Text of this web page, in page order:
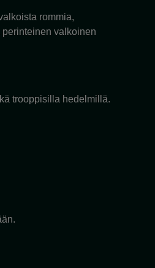
rommia,
valkoinen
trooppisilla hedelmillä.